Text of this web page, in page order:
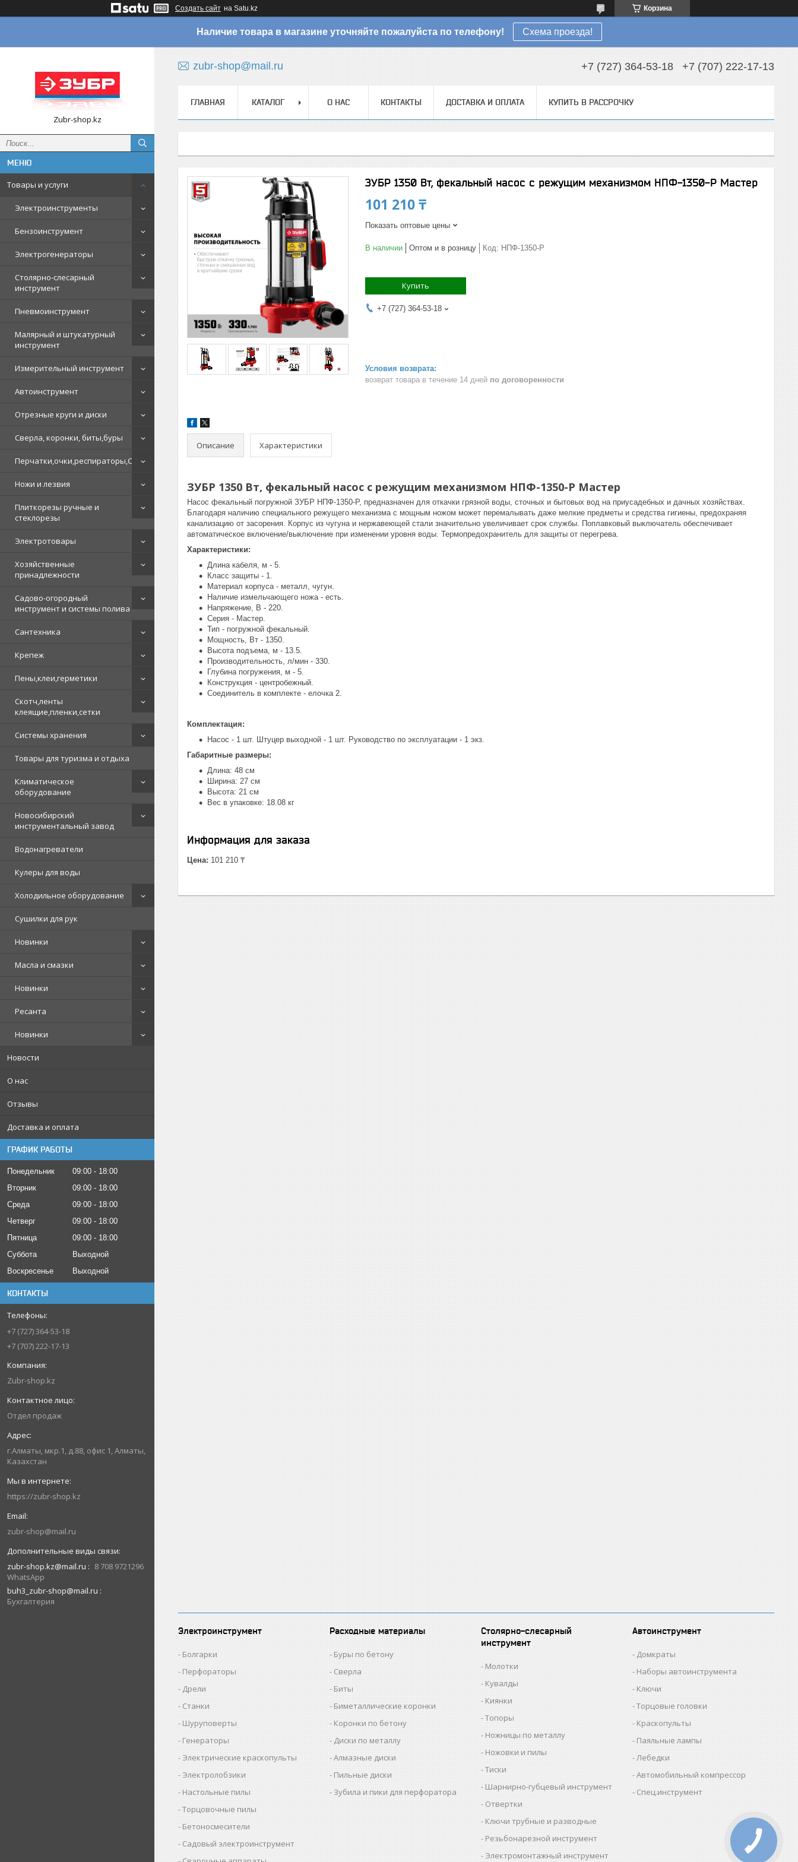
Создать сайт на Satu.kz Корзина
Наличие товара в магазине уточняйте пожалуйста по телефону! Схема проезда!
Zubr-shop.kz
Товары и услуги
Электроинструменты
Бензоинструмент
Электрогенераторы
Столярно-слесарный
инструмент
Пневмоинструмент
Малярный и штукатурный
инструмент
Измерительный инструмент
Автоинструмент
Отрезные круги и диски
Сверла, коронки, биты,буры
Перчатки,очки,респираторы,СИЗ
Ножи и лезвия
Плиткорезы ручные и
стеклорезы
Электротовары
Хозяйственные
принадлежности
Садово-огородный
инструмент и системы полива
Сантехника
Крепеж
Пены,клеи,герметики
Скотч,ленты
клеящие,пленки,сетки
Системы хранения
Товары для туризма и отдыха
Климатическое
оборудование
Новосибирский
инструментальный завод
Водонагреватели
Кулеры для воды
Холодильное оборудование
Сушилки для рук
Новинки
Масла и смазки
Новинки
Ресанта
Новинки
Новости
О нас
Отзывы
Доставка и оплата
ГРАФИК РАБОТЫ
Понедельник 09:00
18:00
Вторник
09:00
18:00
Среда
09:00
18:00
Четверг
09:00
18:00
Пятница
09:00
18:00
Суббота
Выходной
Воскресенье
Выходной
КОНТАКТЫ
+7 (727) 364-53-18
+7 (707) 222-17-13
Zubr-shop.kz
Отдел продаж
г.Алматы, мкр.1, д.88, офис 1, Алматы,
Казахстан
https://zubr-shop.kz
zubr-shop@mail.ru
zubr-shop.kz@mail.ru
8 708 9721296
WhatsApp
buh3_zubr-shop@mail.ru
Бухгалтерия
zubr-shop@mail.ru +7 (727) 364-53-18 +7 (707) 222-17-13
ГЛАВНАЯ КАТАЛОГ О НАС КОНТАКТЫ ДОСТАВКА И ОПЛАТА КУПИТЬ В РАССРОЧКУ
ЗУБР 1350 Вт, фекальный насос с режущим механизмом НПФ-1350-Р Мастер
101 210 ₸
Показать оптовые цены
В наличии Оптом и в розницу Код: НПФ-1350-Р
Купить
+7 (727) 364-53-18
возврат товара в течение 14 дней по договоренности
Описание Характеристики
ЗУБР 1350 Вт, фекальный насос с режущим механизмом НПФ-1350-Р Мастер
Насос фекальный погружной ЗУБР НПФ-1350-Р, предназначен для откачки грязной воды, сточных и бытовых вод на приусадебных и дачных хозяйствах.
Благодаря наличию специального режущего механизма с мощным ножом может перемалывать даже мелкие предметы и средства гигиены, предохраняя
канализацию от засорения. Корпус из чугуна и нержавеющей стали значительно увеличивает срок службы. Поплавковый выключатель обеспечивает
автоматическое включение/выключение при изменении уровня воды. Термопредохранитель для защиты от перегрева.
Характеристики:
Длина кабеля, м - 5.
Класс защиты - 1.
Материал корпуса - металл, чугун.
Наличие измельчающего ножа - есть.
Напряжение, В - 220.
Серия - Мастер.
Тип - погружной фекальный.
Мощность, Вт - 1350.
Высота подъема, м - 13.5.
Производительность, л/мин - 330.
Глубина погружения, м - 5.
Конструкция - центробежный.
Соединитель в комплекте - елочка 2.
Комплектация:
Насос - 1 шт. Штуцер выходной - 1 шт. Руководство по эксплуатации - 1 экз.
Габаритные размеры:
Длина: 48 см
Ширина: 27 см
Высота: 21 см
Вес в упаковке: 18.08 кг
Информация для заказа
Цена: 101 210 ₸
Электроинструмент
Болгарки
Перфораторы
Дрели
Станки
Шуруповерты
Генераторы
Электрические краскопульты
Электролобзики
Настольные пилы
Торцовочные пилы
Бетоносмесители
Садовый электроинструмент
Расходные материалы
Буры по бетону
Сверла
Биты
Биметаллические коронки
Коронки по бетону
Диски по металлу
Алмазные диски
Пильные диски
Зубила и пики для перфоратора
Столярно-слесарный
инструмент
Молотки
Кувалды
Киянки
Топоры
Ножницы по металлу
Ножовки и пилы
Тиски
Шарнирно-губцевый инструмент
Отвертки
Ключи трубные и разводные
Резьбонарезной инструмент
Электромонтажный инструмент
Автоинструмент
Домкраты
Наборы автоинструмента
Ключи
Торцовые головки
Краскопульты
Паяльные лампы
Лебедки
Автомобильный компрессор
Спец.инструмент